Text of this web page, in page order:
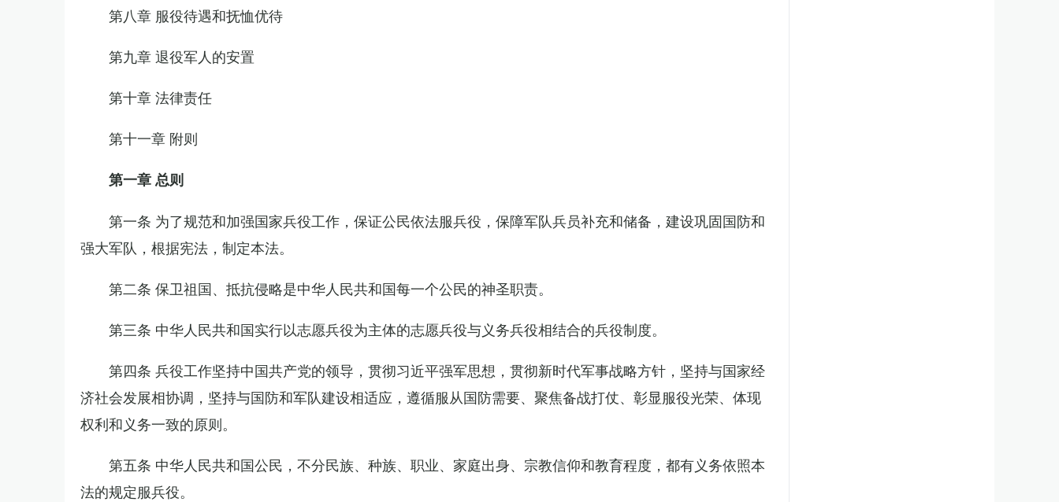
第八章 服役待遇和抚恤优待
第九章 退役军人的安置
第十章 法律责任
第十一章 附则
第一章 总则
第一条 为了规范和加强国家兵役工作，保证公民依法服兵役，保障军队兵员补充和储备，建设巩固国防和
强大军队，根据宪法，制定本法。
第二条 保卫祖国、抵抗侵略是中华人民共和国每一个公民的神圣职责。
第三条 中华人民共和国实行以志愿兵役为主体的志愿兵役与义务兵役相结合的兵役制度。
第四条 兵役工作坚持中国共产党的领导，贯彻习近平强军思想，贯彻新时代军事战略方针，坚持与国家经
济社会发展相协调，坚持与国防和军队建设相适应，遵循服从国防需要、聚焦备战打仗、彰显服役光荣、体现
权利和义务一致的原则。
第五条 中华人民共和国公民，不分民族、种族、职业、家庭出身、宗教信仰和教育程度，都有义务依照本
法的规定服兵役。